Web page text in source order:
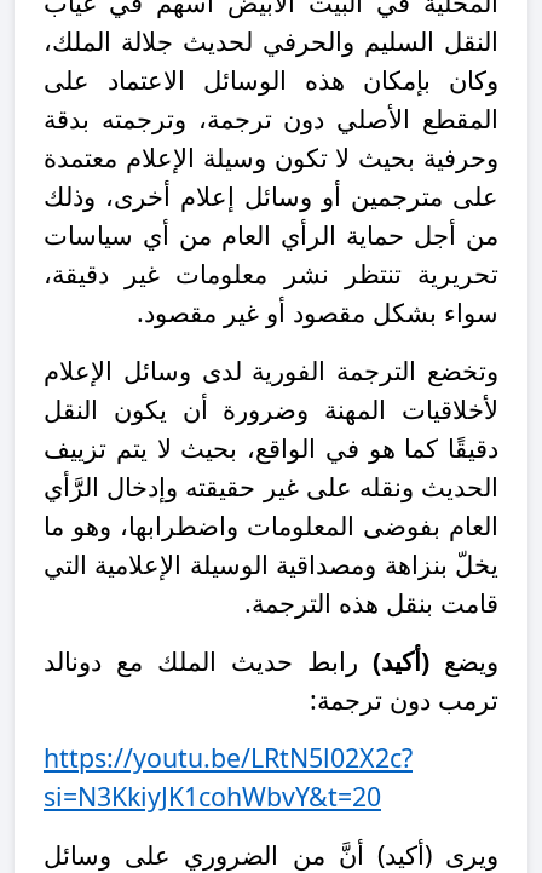
النقل السليم والحرفي لحديث جلالة الملك،
وكان بإمكان هذه الوسائل الاعتماد على
المقطع الأصلي دون ترجمة، وترجمته بدقة
وحرفية بحيث لا تكون وسيلة الإعلام معتمدة
على مترجمين أو وسائل إعلام أخرى، وذلك
من أجل حماية الرأي العام من أي سياسات
تحريرية تنتظر نشر معلومات غير دقيقة،
سواء بشكل مقصود أو غير مقصود.
وتخضع الترجمة الفورية لدى وسائل الإعلام
لأخلاقيات المهنة وضرورة أن يكون النقل
دقيقًا كما هو في الواقع، بحيث لا يتم تزييف
الحديث ونقله على غير حقيقته وإدخال الرَّأي
العام بفوضى المعلومات واضطرابها، وهو ما
يخلّ بنزاهة ومصداقية الوسيلة الإعلامية التي
قامت بنقل هذه الترجمة.
ويضع (أكيد) رابط حديث الملك مع دونالد
ترمب دون ترجمة:
https://youtu.be/LRtN5l02X2c?
si=N3KkiyJK1cohWbvY&t=20
ويرى (أكيد) أنَّ من الضروري على وسائل